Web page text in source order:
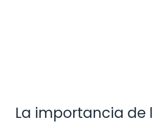
La importancia de